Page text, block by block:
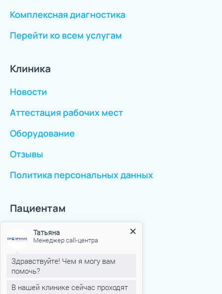
Комплексная диагностика
Перейти ко всем услугам
Клиника
Новости
Аттестация рабочих мест
Оборудование
Отзывы
Политика персональных данных
Пациентам
Статьи
ОМС Иногородние
Татьяна
Менеджер call-центра
Здравствуйте! Чем я могу вам
помочь?
В нашей клинике сейчас проходят